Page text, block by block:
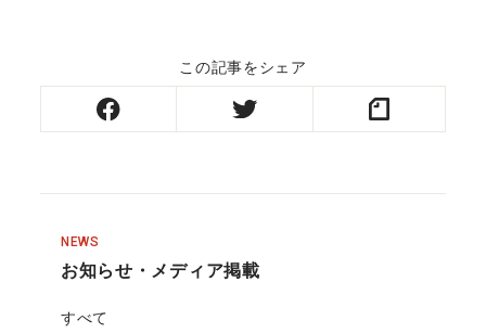
この記事をシェア
NEWS
お知らせ・メディア掲載
すべて